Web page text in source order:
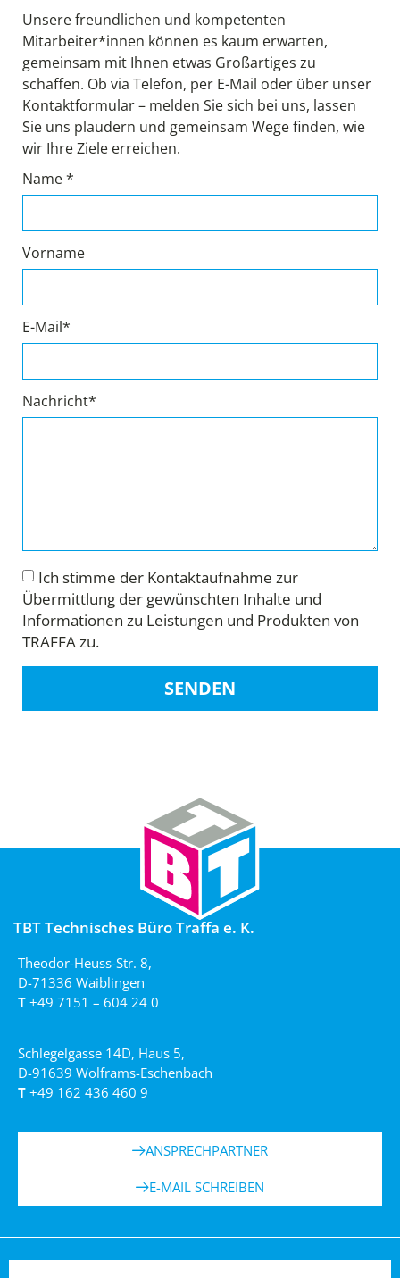
Unsere freundlichen und kompetenten
Mitarbeiter*innen können es kaum erwarten,
gemeinsam mit Ihnen etwas Großartiges zu
schaffen. Ob via Telefon, per E-Mail oder über unser
Kontaktformular – melden Sie sich bei uns, lassen
Sie uns plaudern und gemeinsam Wege finden, wie
wir Ihre Ziele erreichen.
Name *
Vorname
E-Mail*
Nachricht*
Ich stimme der Kontaktaufnahme zur
Übermittlung der gewünschten Inhalte und
Informationen zu Leistungen und Produkten von
TRAFFA zu.
SENDEN
TBT Technisches Büro Traffa e. K.
Theodor-Heuss-Str. 8,
D-71336 Waiblingen
T +49 7151 – 604 24 0
Schlegelgasse 14D, Haus 5,
D-91639 Wolframs-Eschenbach
T +49 162 436 460 9
ANSPRECHPARTNER
E-MAIL SCHREIBEN